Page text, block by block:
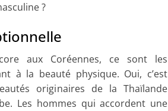
?
aux Coréennes, ce sont les
à la beauté physique. Oui, c’est
originaires de la Thaïlande
Les hommes qui accordent une